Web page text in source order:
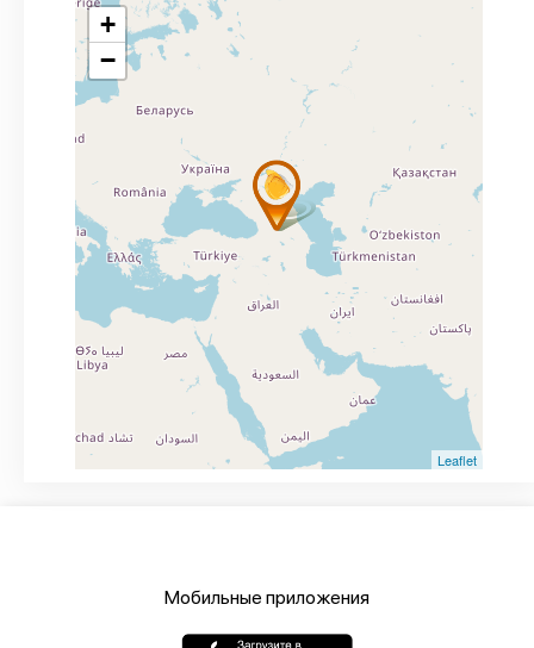
+
−
Leaflet
Мобильные приложения